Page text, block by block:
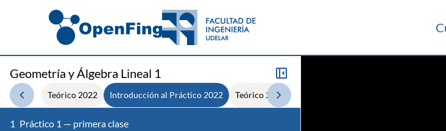
Geometría y Álgebra Lineal 1
Teórico 2022 Introducción al Práctico 2022 Teórico 2021
1 Práctico 1 — primera clase